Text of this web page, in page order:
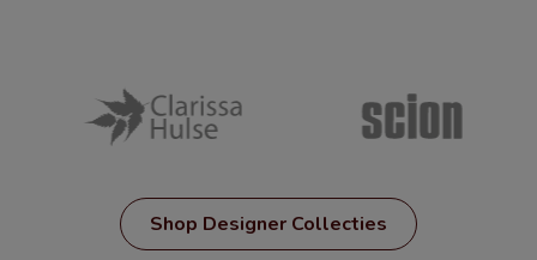
Shop Designer Collecties